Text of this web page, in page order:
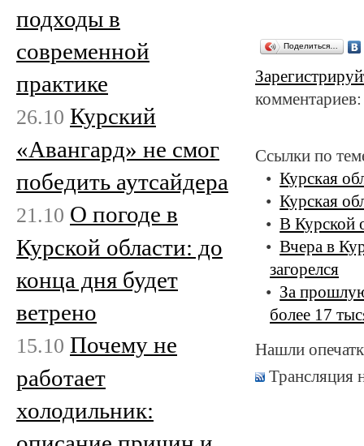
Поделиться…
Ссылки по
Курская
Курская
В Курской
Вчера в
загорелся
За
более 17
Нашли
Трансляция
подходы в
современной
практике
26.10 Курский
«Авангард» не смог
победить аутсайдера
21.10 О погоде в
Курской области: до
конца дня будет
ветрено
15.10 Почему не
работает
холодильник: